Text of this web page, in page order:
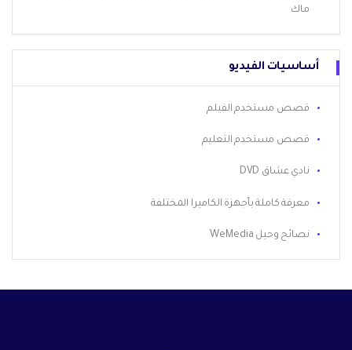
ماك
أساسيات الفيديو
قصص مستخدم الفيلم
قصص مستخدم التعليم
نادي عشاق DVD
معرفة كاملة بأجهزة الكاميرا المختلفة
نصائح وحيل WeMedia